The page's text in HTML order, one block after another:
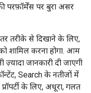
पर बुरा असर
तरीके से दिखाने के लिए,
शामिल करना होगा. आम
जानकारी दी जाएगी
Search के नतीजों में
के लिए, अधूरा, गलत